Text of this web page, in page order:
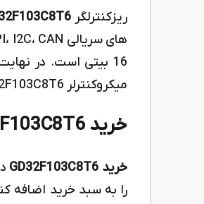
ریزکنترلگر
16 بیتی است. در
میکروکنترلر GD32F103C8T6 بهترین انتخاب برای شما است.
خرید GD32F103C8T6
خرید GD32F103C8T6
را به سبد خرید اضافه